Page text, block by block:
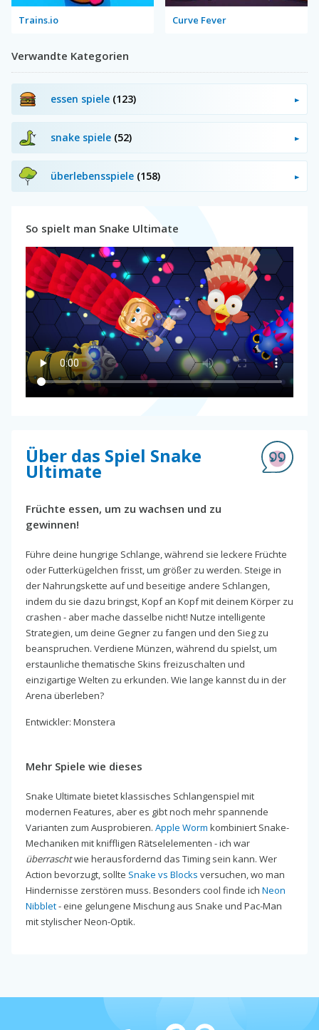
Trains.io Curve Fever
Verwandte Kategorien
essen spiele (123)
snake spiele (52)
überlebensspiele (158)
So spielt man Snake Ultimate
Über das Spiel Snake
Ultimate
Früchte essen, um zu wachsen und zu
gewinnen!
Führe deine hungrige Schlange, während sie leckere Früchte
oder Futterkügelchen frisst, um größer zu werden. Steige in
der Nahrungskette auf und beseitige andere Schlangen,
indem du sie dazu bringst, Kopf an Kopf mit deinem Körper zu
crashen - aber mache dasselbe nicht! Nutze intelligente
Strategien, um deine Gegner zu fangen und den Sieg zu
beanspruchen. Verdiene Münzen, während du spielst, um
erstaunliche thematische Skins freizuschalten und
einzigartige Welten zu erkunden. Wie lange kannst du in der
Arena überleben?
Entwickler: Monstera
Mehr Spiele wie dieses
Snake Ultimate bietet klassisches Schlangenspiel mit
modernen Features, aber es gibt noch mehr spannende
Varianten zum Ausprobieren. Apple Worm kombiniert Snake-
Mechaniken mit kniffligen Rätselelementen - ich war
überraschtwie herausfordernd das Timing sein kann. Wer
Action bevorzugt, sollte Snake vs Blocks versuchen, wo man
Hindernisse zerstören muss. Besonders cool finde ich Neon
Nibblet- eine gelungene Mischung aus Snake und Pac-Man
mit stylischer Neon-Optik.